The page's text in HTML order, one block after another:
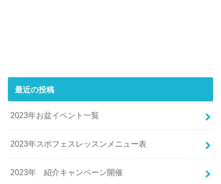
最近の投稿
2023年お盆イベント一覧
2023年スポフェスレッスンメニュー表
2023年 紹介キャンペーン開催